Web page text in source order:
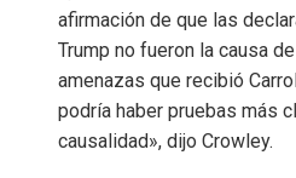
afirmación de que las
Trump no fueron la causa
amenazas que recibió
podría haber pruebas más
causalidad», dijo Crowley.